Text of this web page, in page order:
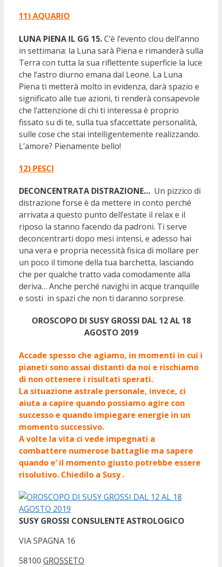
11) AQUARIO
LUNA PIENA IL GG 15.C’è l’evento clou dell’anno
in settimana: la Luna sarà Piena e rimanderà sulla
Terra con tutta la sua riflettente superficie la luce
che l’astro diurno emana dal Leone. La Luna
Piena ti metterà molto in evidenza, darà spazio e
significato alle tue azioni, ti renderà consapevole
che l’attenzione di chi ti interessa è proprio
fissato su di te, sulla tua sfaccettate personalità,
sulle cose che stai intelligentemente realizzando.
L’amore? Pienamente bello!
12) PESCI
DECONCENTRATA DISTRAZIONE… Un pizzico di
distrazione forse è da mettere in conto perché
arrivata a questo punto dell’estate il relax e il
riposo la stanno facendo da padroni. Ti serve
deconcentrarti dopo mesi intensi, e adesso hai
una vera e propria necessità fisica di mollare per
un poco il timone della tua barchetta, lasciando
che per qualche tratto vada comodamente alla
deriva… Anche perché navighi in acque tranquille
e sosti in spazi che non ti daranno sorprese.
OROSCOPO DI SUSY GROSSI DAL 12 AL 18
AGOSTO 2019
Accade spesso che agiamo, in momenti in cui i
pianeti sono assai distanti da noi e rischiamo
di non ottenere i risultati sperati.
La situazione astrale personale, invece, ci
aiuta a capire quando possiamo agire con
successo e quando impiegare energie in un
momento successivo.
A volte la vita ci vede impegnati a
combattere numerose battaglie ma sapere
quando e’ il momento giusto potrebbe essere
risolutivo. Chiedilo a Susy .
SUSY GROSSI CONSULENTE ASTROLOGICO
VIA SPAGNA 16
58100 GROSSETO